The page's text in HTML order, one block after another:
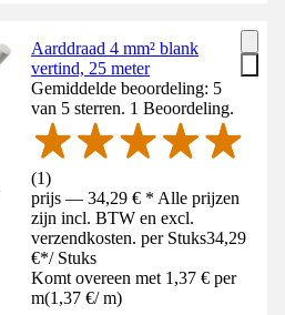
Aarddraad 4 mm² blank
vertind, 25 meter
Gemiddelde beoordeling: 5
van 5 sterren. 1 Beoordeling.
(1)
prijs — 34,29 € * Alle prijzen
zijn incl. BTW en excl.
verzendkosten. per Stuks34,29
€*/ Stuks
Komt overeen met 1,37 € per
m(1,37 €/ m)